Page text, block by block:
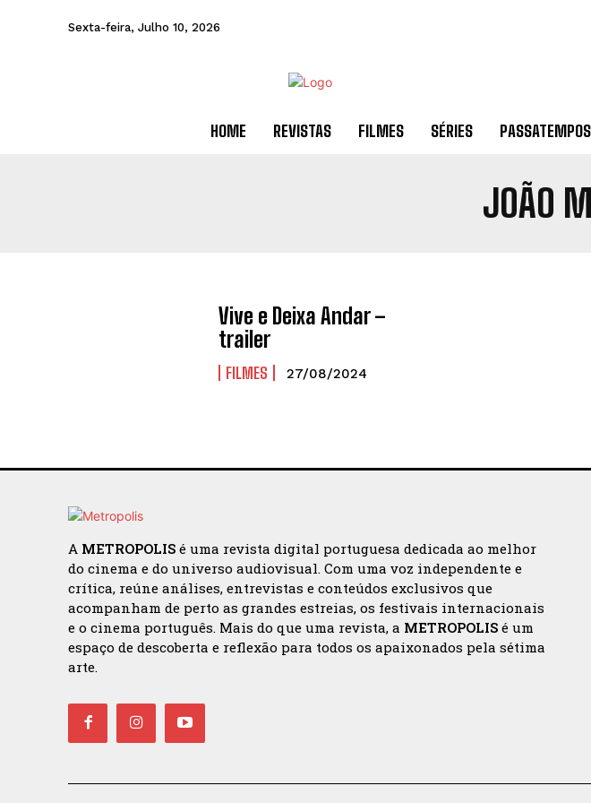
Sexta-feira, Julho 10, 2026
HOME REVISTAS FILMES SÉRIES PASSATEMPOS
JOÃO
Vive e Deixa Andar –
trailer
FILMES 27/08/2024
A METROPOLIS é uma revista digital portuguesa dedicada ao melhor
do cinema e do universo audiovisual. Com uma voz independente e
crítica, reúne análises, entrevistas e conteúdos exclusivos que
acompanham de perto as grandes estreias, os festivais internacionais
e o cinema português. Mais do que uma revista, a METROPOLIS é um
espaço de descoberta e reflexão para todos os apaixonados pela sétima
arte.